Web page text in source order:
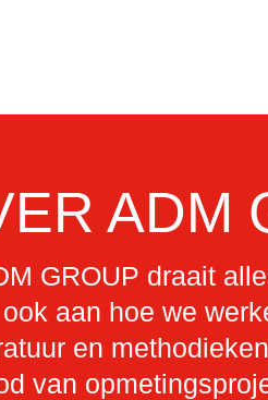
ADM
GROUP draait
aan hoe we
en
van